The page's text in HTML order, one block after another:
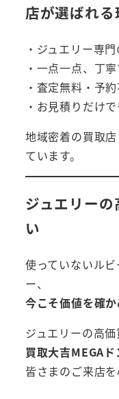
店が選ばれる
・ジュエリー専
・一点一点、丁
・査定無料・予
・お見積りだけ
地域密着の買取
ています。
ジュエリー
い
使っていないル
ー、
今こそ価値を確
ジュエリーの高価
買取大吉MEGA
皆さまのご来店を